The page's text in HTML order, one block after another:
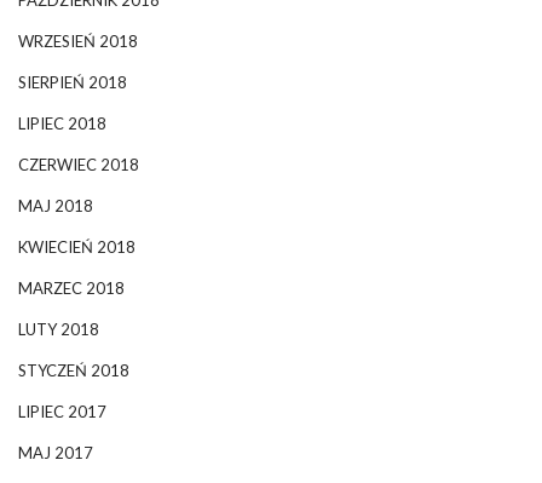
WRZESIEŃ 2018
SIERPIEŃ 2018
LIPIEC 2018
CZERWIEC 2018
MAJ 2018
KWIECIEŃ 2018
MARZEC 2018
LUTY 2018
STYCZEŃ 2018
LIPIEC 2017
MAJ 2017